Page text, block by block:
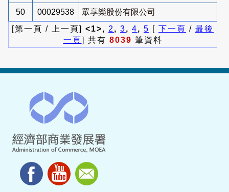
50 00029538
眾享樂股份有限公司
[第一頁 / 上一頁] <1>, 2 , 3, 4, 5 [ 下一頁 / 最後
一頁] 共有 8039 筆資料